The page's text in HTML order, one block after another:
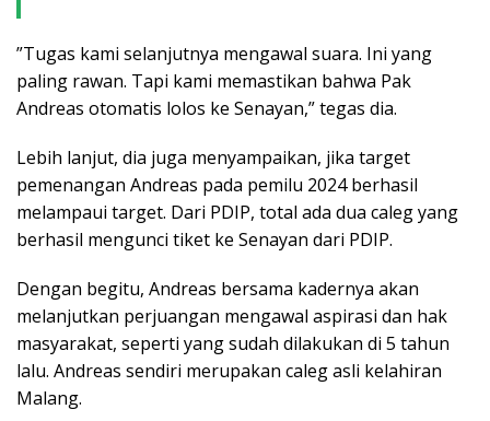
”Tugas kami selanjutnya mengawal suara. Ini yang
paling rawan. Tapi kami memastikan bahwa Pak
Andreas otomatis lolos ke Senayan,” tegas dia.
Lebih lanjut, dia juga menyampaikan, jika target
pemenangan Andreas pada pemilu 2024 berhasil
melampaui target. Dari PDIP, total ada dua caleg yang
berhasil mengunci tiket ke Senayan dari PDIP.
Dengan begitu, Andreas bersama kadernya akan
melanjutkan perjuangan mengawal aspirasi dan hak
masyarakat, seperti yang sudah dilakukan di 5 tahun
lalu. Andreas sendiri merupakan caleg asli kelahiran
Malang.